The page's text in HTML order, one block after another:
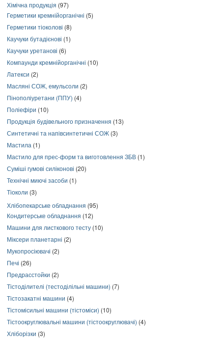
Хімічна продукція (97)
Герметики кремнійорганічні (5)
Герметики тіоколові (8)
Каучуки бутадієнові (1)
Каучуки уретанові (6)
Компаунди кремнійорганічні (10)
Латекси (2)
Масляні СОЖ, емульсоли (2)
Пінополіуретани (ППУ) (4)
Поліефіри (10)
Продукція будівельного призначення (13)
Синтетичні та напівсинтетичні СОЖ (3)
Мастила (1)
Мастило для прес-форм та виготовлення ЗБВ (1)
Суміші гумові силіконові (20)
Технічні миючі засоби (1)
Тіоколи (3)
Хлібопекарське обладнання (95)
Кондитерське обладнання (12)
Машини для листкового тесту (10)
Міксери планетарні (2)
Мукопросіювачі (2)
Печі (26)
Предрасстойки (2)
Тістоділителі (тестоділільні машини) (7)
Тістозакатні машини (4)
Тістомісильні машини (тістоміси) (10)
Тістоокруглювальні машини (тістоокруглювачі) (4)
Хліборізки (3)